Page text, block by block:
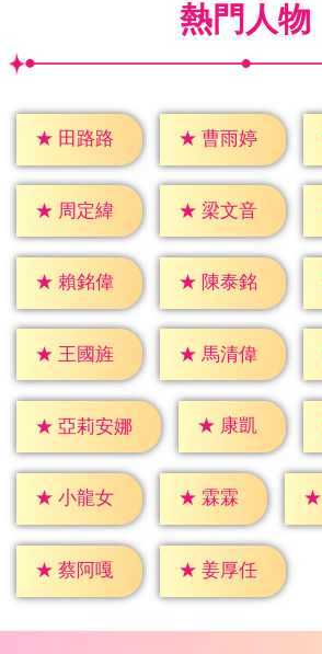
熱門人物
★ 田路路 ★ 曹雨婷
★ 周定緯 ★ 梁文音
★ 賴銘偉 ★ 陳泰銘
★ 王國旌 ★ 馬清偉
★ 亞莉安娜 ★ 康凱
★ 小龍女 ★ 霖霖 ★
★ 蔡阿嘎 ★ 姜厚任